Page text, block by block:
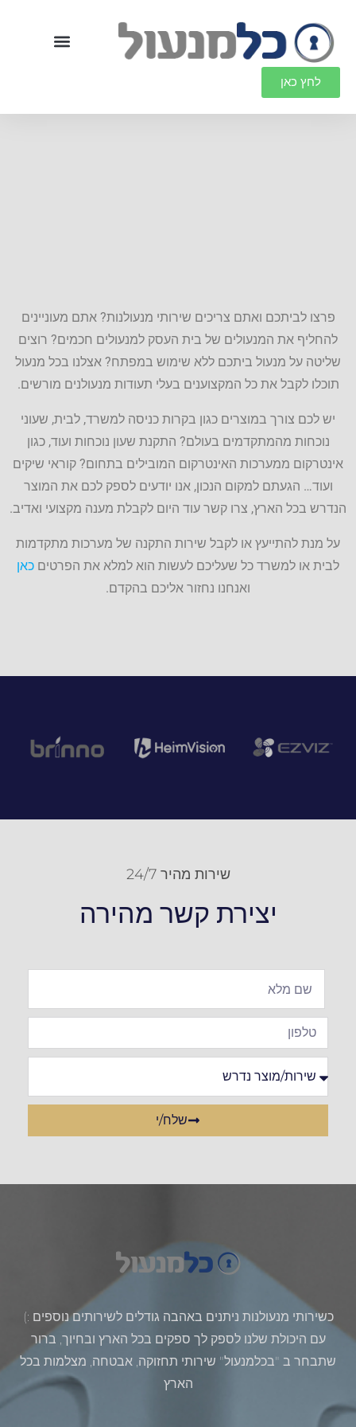
לחץ כאן
פרצו לביתכם ואתם צריכים שירותי מנעולנות? אתם מעוניינים
להחליף את המנעולים של בית העסק למנעולים חכמים? רוצים
שליטה על מנעול ביתכם ללא שימוש במפתח? אצלנו בכל מנעול
תוכלו לקבל את כל המקצוענים בעלי תעודות מנעולנים מורשים.
יש לכם צורך במוצרים כגון בקרות כניסה למשרד, לבית, שעוני
נוכחות מהמתקדמים בעולם? התקנת שעון נוכחות ועוד, כגון
אינטרקום ממערכות האינטרקום המובילים בתחום? קוראי שיקים
ועוד… הגעתם למקום הנכון, אנו יודעים לספק לכם את המוצר
הנדרש בכל הארץ, צרו קשר עוד היום לקבלת מענה מקצועי ואדיב.
על מנת להתייעץ או לקבל שירות התקנה של מערכות מתקדמות
לבית או למשרד כל שעליכם לעשות הוא למלא את הפרטים כאן
ואנחנו נחזור אליכם בהקדם.
שירות מהיר 24/7
יצירת קשר מהירה
שלח/י
כשירותי מנעולנות ניתנים באהבה גודלים לשירותים נוספים :)
עם היכולת שלנו לספק לך ספקים בכל הארץ ובחיוך, ברור
שתבחר ב "בכלמנעול" שירותי תחזוקה, אבטחה, מצלמות בכל
הארץ